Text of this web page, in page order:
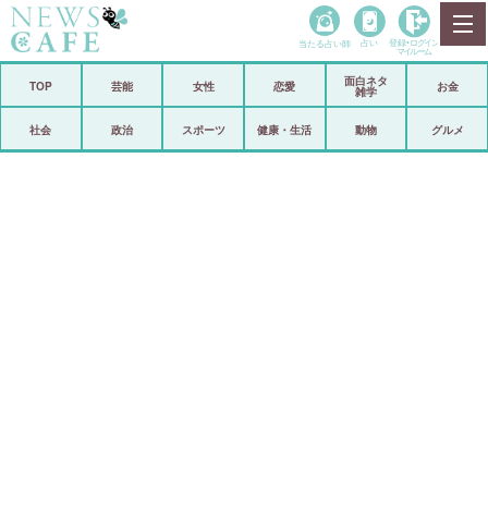
政治
当たる占い師 占い 登録• ログイン
マイルーム
TOP 芸能 女性 恋愛
面白ネタ
雑学
お金
社会 政治 スポーツ 健康・生活 動物 グルメ